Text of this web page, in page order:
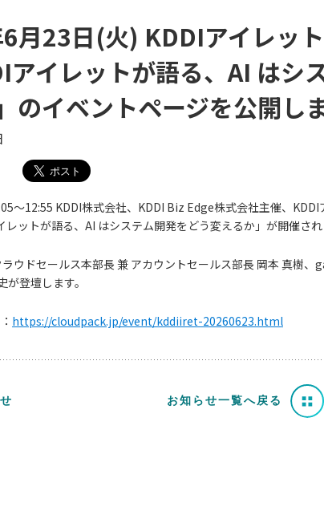
月23日(火) KDDIアイレッ
アイレットが語る、AI はシ
のイベントページを公開し
〜12:55 KDDI株式会社、KDDI Biz Edge株式会社主催、
レットが語る、AI はシステム開発をどう変えるか」が開催され
ウドセールス本部長 兼 アカウントセールス部長 岡本 真樹
が登壇します。
https://cloudpack.jp/event/kddiiret-20260623.html
お知らせ一覧へ戻る